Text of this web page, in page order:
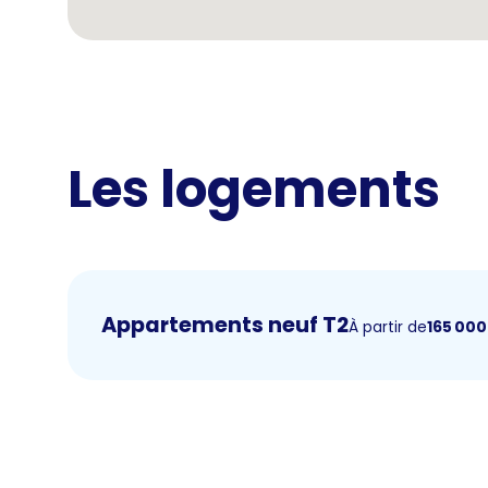
Les logements
Appartements neuf T2À partir de165 000